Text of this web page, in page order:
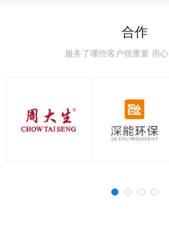
见误区，避开90%的
力学，读懂速度背后的
统科普，稳住极速的核
识点，决定圈速与安全
道详解，车友刷圈打卡
民用跑车的核心区别解
合作
服务了哪些客户很重要 用心